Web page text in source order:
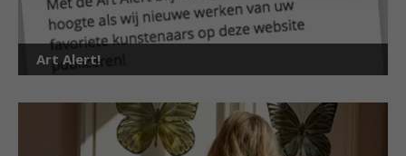
Art Alert!